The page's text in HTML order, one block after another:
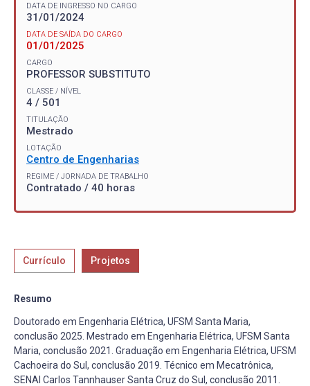
DATA DE INGRESSO NO CARGO
31/01/2024
DATA DE SAÍDA DO CARGO
01/01/2025
CARGO
PROFESSOR SUBSTITUTO
CLASSE / NÍVEL
4 / 501
TITULAÇÃO
Mestrado
LOTAÇÃO
Centro de Engenharias
REGIME / JORNADA DE TRABALHO
Contratado / 40 horas
Currículo Projetos
Resumo
Doutorado em Engenharia Elétrica, UFSM Santa Maria,
conclusão 2025. Mestrado em Engenharia Elétrica, UFSM Santa
Maria, conclusão 2021. Graduação em Engenharia Elétrica, UFSM
Cachoeira do Sul, conclusão 2019. Técnico em Mecatrônica,
SENAI Carlos Tannhauser Santa Cruz do Sul, conclusão 2011.